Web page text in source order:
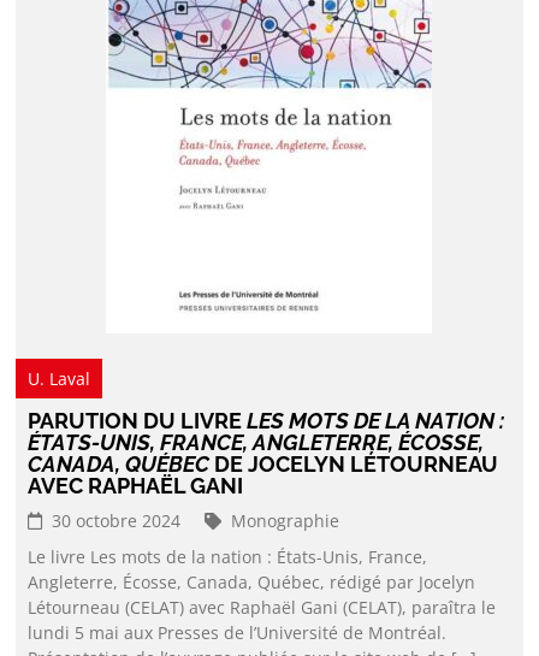
U. Laval
PARUTION DU LIVRELES MOTS DE LA NATION :
ÉTATS-UNIS, FRANCE, ANGLETERRE, ÉCOSSE,
CANADA, QUÉBECDE JOCELYN LÉTOURNEAU
AVEC RAPHAËL GANI
30 octobre 2024
Monographie
Le livre Les mots de la nation : États-Unis, France,
Angleterre, Écosse, Canada, Québec, rédigé par Jocelyn
Létourneau (CELAT) avec Raphaël Gani (CELAT), paraîtra le
lundi 5 mai aux Presses de l’Université de Montréal.